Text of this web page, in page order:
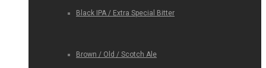
Black IPA / Extra Special Bitter
Brown / Old / Scotch Ale